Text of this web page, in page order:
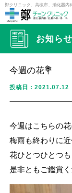
鄭クリニック、高槻市、消化器内
お知らせ
今週の花💐
投稿日：2021.07.12
今週はこちらの
梅雨も終わりに
花ひとつひとつ
是非ともご鑑賞く